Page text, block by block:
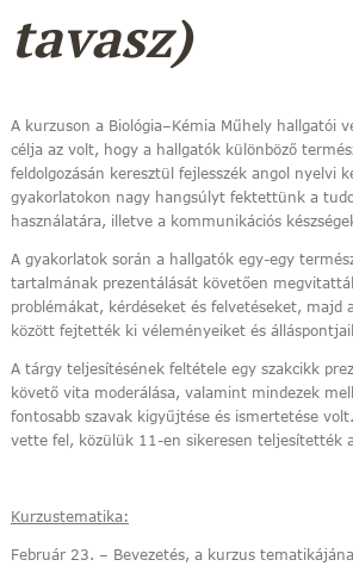
tavasz)
A kurzuson a Biológia–Kémia Műhely hallgatói
célja az volt, hogy a hallgatók különböző
feldolgozásán keresztül fejlesszék angol nyelvi
gyakorlatokon nagy hangsúlyt fektettünk a
használatára, illetve a kommunikációs
A gyakorlatok során a hallgatók egy-egy
tartalmának prezentálását követően
problémákat, kérdéseket és felvetéseket, majd
között fejtették ki véleményeiket és
A tárgy teljesítésének feltétele egy szakcikk
követő vita moderálása, valamint mindezek
fontosabb szavak kigyűjtése és ismertetése
vette fel, közülük 11-en sikeresen teljesítették
Kurzustematika:
Február 23. – Bevezetés, a kurzus